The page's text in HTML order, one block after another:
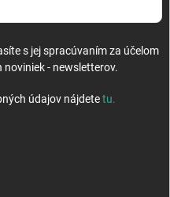
s jej spracúvaním za účelom
- newsletterov.
údajov nájdetetu.